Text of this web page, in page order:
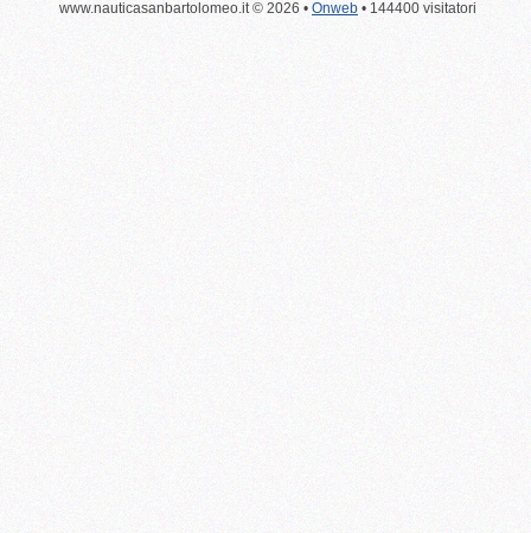
www.nauticasanbartolomeo.it © 2026 • Onweb • 144400 visitatori